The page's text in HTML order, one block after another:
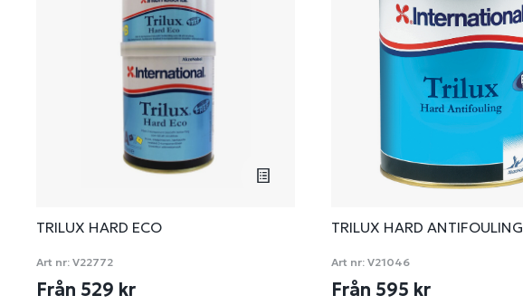
TRILUX HARD ECO
Art nr: V22772
Från 529 kr
TRILUX HARD ANTIFOULING
Art nr: V21046
Från 595 kr